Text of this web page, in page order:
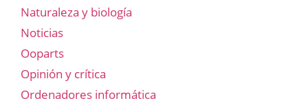
Naturaleza y biología
Noticias
Ooparts
Opinión y crítica
Ordenadores informática